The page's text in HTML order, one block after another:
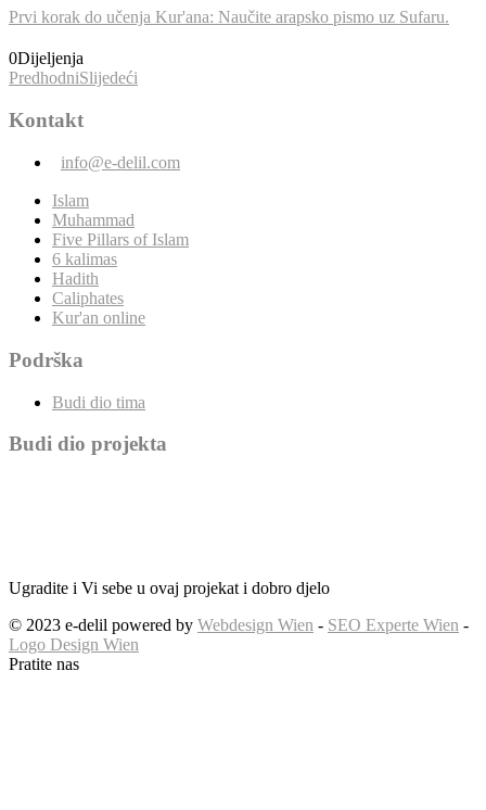
Prvi korak do učenja Kur'ana: Naučite arapsko pismo uz Sufaru.
0Dijeljenja
PredhodniSlijedeći
Kontakt
info@e-delil.com
Islam
Muhammad
Five Pillars of Islam
6 kalimas
Hadith
Caliphates
Kur'an online
Podrška
Budi dio tima
Budi dio projekta
Ugradite i Vi sebe u ovaj projekat i dobro djelo
© 2023 e-delil powered by Webdesign Wien - SEO Experte Wien -
Logo Design Wien
Pratite nas